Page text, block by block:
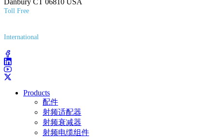
Danbury CT 06810 USA
Toll Free
International
Products
配件
射频适配器
射频衰减器
射频电缆组件